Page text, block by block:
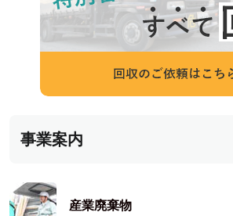
事業案内
産業廃棄物